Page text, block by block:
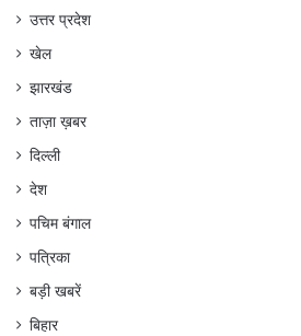
उत्तर प्रदेश
खेल
झारखंड
ताज़ा ख़बर
दिल्ली
देश
पचिम बंगाल
पत्रिका
बड़ी खबरें
बिहार